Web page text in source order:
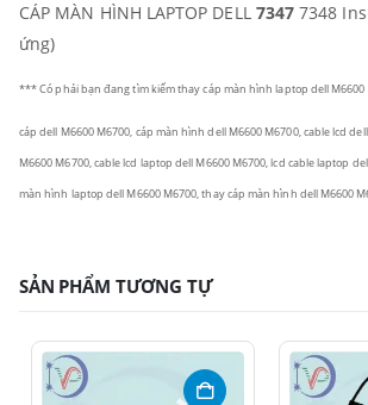
CÁP MÀN HÌNH LAPTOP DELL 7347 7348
ứng)
*** Có phải bạn đang tìm kiếm thay cáp màn hình laptop dell M6600
cáp dell M6600 M6700, cáp màn hình dell M6600 M6700, cable lcd
M6600 M6700, cable lcd laptop dell M6600 M6700, lcd cable laptop
màn hình laptop dell M6600 M6700, thay cáp màn hình dell M6600
SẢN PHẨM TƯƠNG TỰ